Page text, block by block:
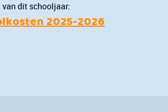
van dit schooljaar:
2025-2026